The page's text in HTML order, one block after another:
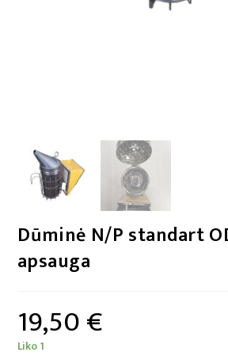
Dūminė N/P standart
apsauga
19,50€
Liko 1